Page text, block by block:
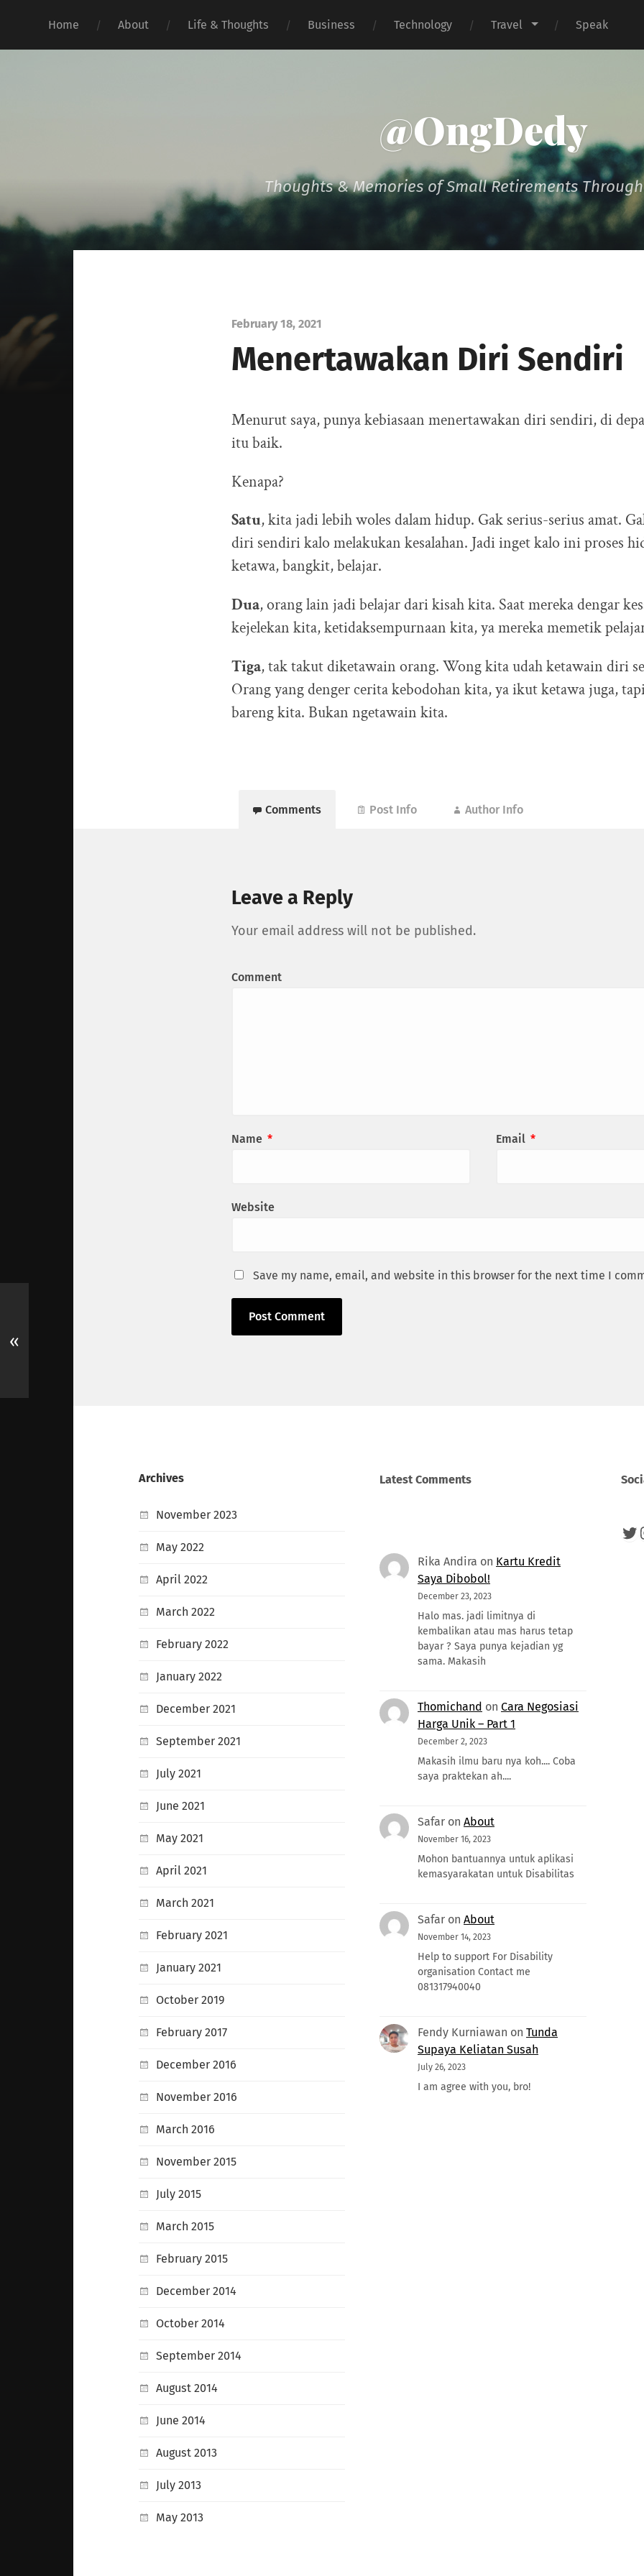
Home About Life & Thoughts Business Technology Travel Speak
@OngDedy
Thoughts & Memories of Small Retirements
February 18, 2021
Menertawakan Diri Sendiri
Menurut saya, punya kebiasaan menertawakan diri sendiri, di
itu baik.
Kenapa?
Satu, kita jadi lebih woles dalam hidup. Gak serius-serius amat.
diri sendiri kalo melakukan kesalahan. Jadi inget kalo ini proses
ketawa, bangkit, belajar.
Dua, orang lain jadi belajar dari kisah kita. Saat mereka dengar
kejelekan kita, ketidaksempurnaan kita, ya mereka memetik
Tiga, tak takut diketawain orang. Wong kita udah ketawain diri
Orang yang denger cerita kebodohan kita, ya ikut ketawa juga,
bareng kita. Bukan ngetawain kita.
Comments Post Info Author Info
Leave a Reply
Your email address will not be published.
Comment
Name * Email *
Website
Save my name, email, and website in this browser for the next time I
«
Archives
November 2023
May 2022
April 2022
March 2022
February 2022
January 2022
December 2021
September 2021
July 2021
June 2021
May 2021
April 2021
March 2021
February 2021
January 2021
October 2019
February 2017
December 2016
November 2016
March 2016
November 2015
July 2015
March 2015
February 2015
December 2014
October 2014
September 2014
August 2014
June 2014
August 2013
July 2013
May 2013
Latest Comments
Rika Andira on Kartu Kredit
Saya Dibobol!
December 23, 2023
Halo mas. jadi limitnya di
kembalikan atau mas harus tetap
bayar ? Saya punya kejadian yg
sama. Makasih
Thomichand on Cara Negosiasi
Harga Unik – Part 1
December 2, 2023
Makasih ilmu baru nya koh.... Coba
saya praktekan ah....
Safaron About
November 16, 2023
Mohon bantuannya untuk aplikasi
kemasyarakatan untuk Disabilitas
Safaron About
November 14, 2023
Help to support For Disability
organisation Contact me
081317940040
Fendy Kurniawan on Tunda
Supaya Keliatan Susah
July 26, 2023
I am agree with you, bro!